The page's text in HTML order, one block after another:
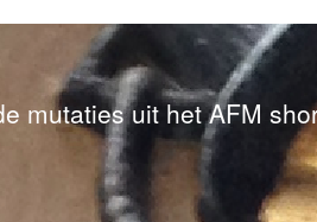
mutaties uit het AFM